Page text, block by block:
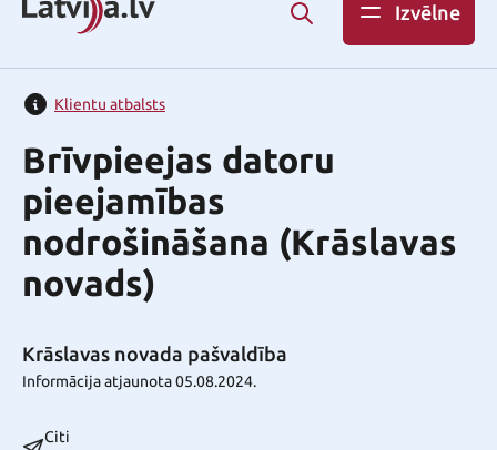
Izvēlne
Klientu atbalsts
Brīvpieejas datoru
pieejamības
nodrošināšana (Krāslavas
novads)
Krāslavas novada pašvaldība
Informācija atjaunota 05.08.2024.
Citi